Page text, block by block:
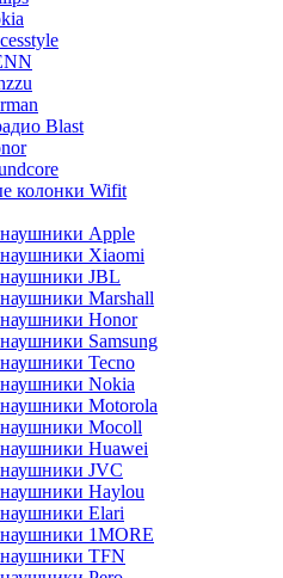
Blast
колонки Wifit
Apple
Xiaomi
JBL
Marshall
Honor
Samsung
Tecno
Nokia
Motorola
Mocoll
Huawei
JVC
Haylou
Elari
1MORE
TFN